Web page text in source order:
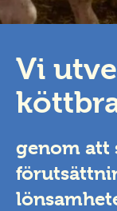
Vi
genom att